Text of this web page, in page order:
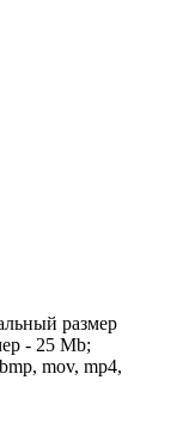
размер
- 25 Mb;
mov, mp4,